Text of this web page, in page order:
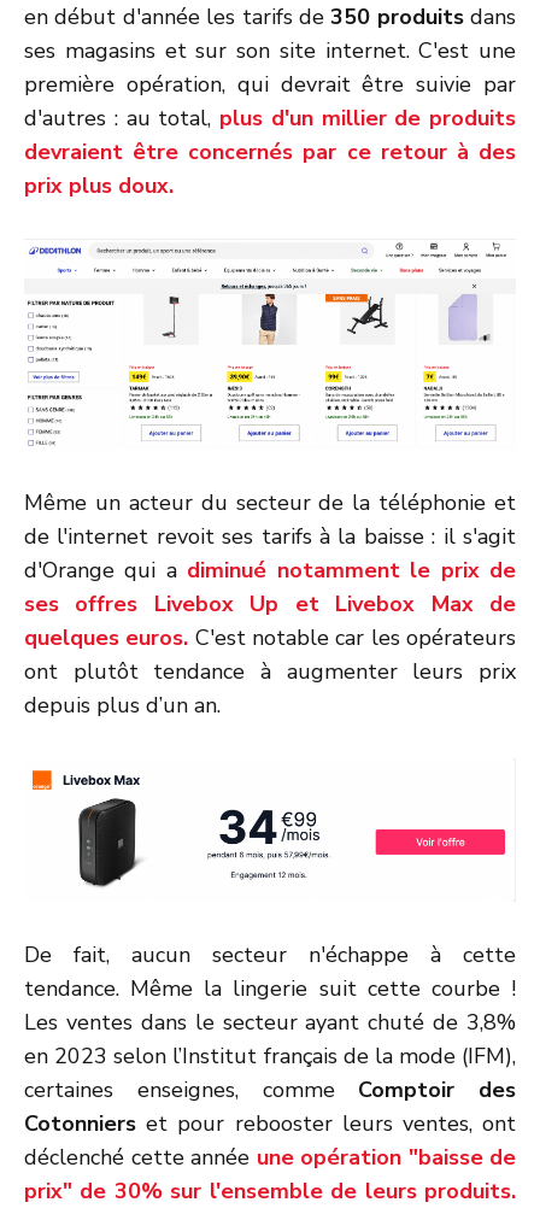
en début d'année les tarifs de350 produitsdans
ses magasins et sur son site internet. C'est une
première opération, qui devrait être suivie par
d'autres : au total, plus d'un millier de produits
devraient être concernés par ce retour à des
prix plus doux.
Même un acteur du secteur de la téléphonie et
de l'internet revoit ses tarifs à la baisse : il s'agit
d'Orange qui a diminué notamment le prix de
ses offres Livebox Up et Livebox Max de
quelques euros. C'est notable car les opérateurs
ont plutôt tendance à augmenter leurs prix
depuis plus d’un an.
De fait, aucun secteur n'échappe à cette
tendance. Même la lingerie suit cette courbe !
Les ventes dans le secteur ayant chuté de 3,8%
en 2023 selon l’Institut français de la mode (IFM),
certaines enseignes, comme Comptoir des
Cotonniers et pour rebooster leurs ventes, ont
déclenché cette année une opération "baisse de
prix" de 30% sur l'ensemble de leurs produits.